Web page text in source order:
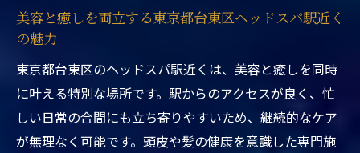
の大切さを実感
変化と効果
東京都台東区ヘッドスパ駅近くで理想の髪
質を目指す方法
忙しい女性におすすめの台東区ヘッドスパ
美容と癒しを両立する東京都台東区ヘッドスパ駅近く
の魅力
東京都台東区のヘッドスパ駅近くは、美容と癒しを同時
に叶える特別な場所です。駅からのアクセスが良く、忙
しい日常の合間にも立ち寄りやすいため、継続的なケア
が無理なく可能です。頭皮や髪の健康を意識した専門施